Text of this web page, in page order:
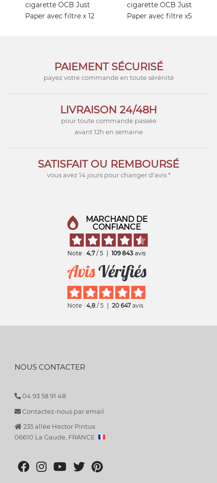
cigarette OCB Just
Paper avec filtre x 12
cigarette OCB Just
Paper avec filtre x5
PAIEMENT SÉCURISÉ
payez votre commande en toute sérénité
LIVRAISON 24/48H
pour toute commande passée
avant 12h en semaine
SATISFAIT OU REMBOURSÉ
vous avez 14 jours pour changer d'avis *
MARCHAND DE
CONFIANCE
Note : 4,7 / 5 109 843 avis
Note : 4,8 / 5 20 647 avis
NOUS CONTACTER
04 93 58 91 48
Contactez-nous par email
235 allée Hector Pintus
06610 La Gaude, FRANCE